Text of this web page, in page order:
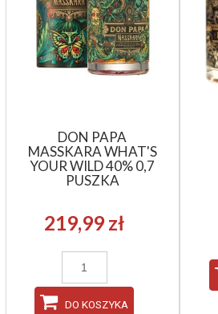
DON PAPA
MASSKARA WHAT'S
YOUR WILD 40% 0,7
PUSZKA
219,99 zł
DO KOSZYKA